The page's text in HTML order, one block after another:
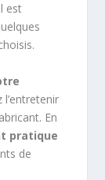
est
En
pratique
de